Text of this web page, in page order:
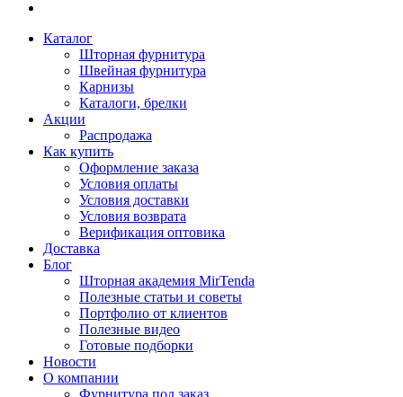
Каталог
Шторная фурнитура
Швейная фурнитура
Карнизы
Каталоги, брелки
Акции
Распродажа
Как купить
Оформление заказа
Условия оплаты
Условия доставки
Условия возврата
Верификация оптовика
Доставка
Блог
Шторная академия MirTenda
Полезные статьи и советы
Портфолио от клиентов
Полезные видео
Готовые подборки
Новости
О компании
Фурнитура под заказ